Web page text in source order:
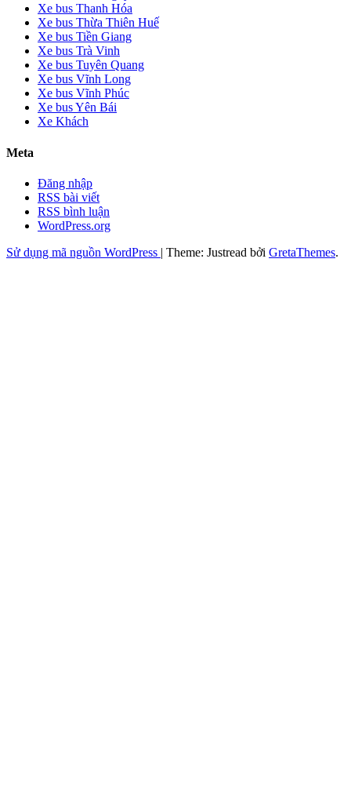
Xe bus Thanh Hóa
Xe bus Thừa Thiên Huế
Xe bus Tiền Giang
Xe bus Trà Vinh
Xe bus Tuyên Quang
Xe bus Vĩnh Long
Xe bus Vĩnh Phúc
Xe bus Yên Bái
Xe Khách
Meta
Đăng nhập
RSS bài viết
RSS bình luận
WordPress.org
Sử dụng mã nguồn WordPress | Theme: Justread bởi GretaThemes.